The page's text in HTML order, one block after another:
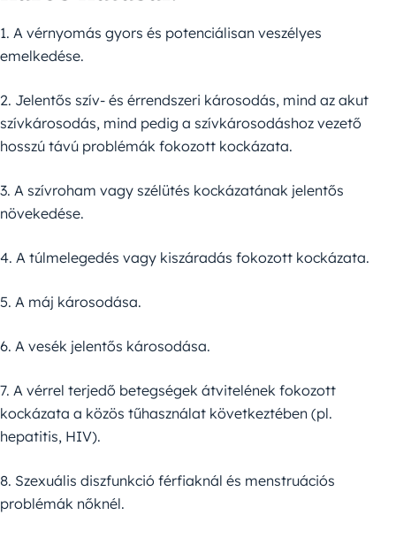
1. A vérnyomás gyors és potenciálisan veszélyes
emelkedése.
2. Jelentős szív- és érrendszeri károsodás, mind az akut
szívkárosodás, mind pedig a szívkárosodáshoz vezető
hosszú távú problémák fokozott kockázata.
3. A szívroham vagy szélütés kockázatának jelentős
növekedése.
4. A túlmelegedés vagy kiszáradás fokozott kockázata.
5. A máj károsodása.
6. A vesék jelentős károsodása.
7. A vérrel terjedő betegségek átvitelének fokozott
kockázata a közös tűhasználat következtében (pl.
hepatitis, HIV).
8. Szexuális diszfunkció férfiaknál és menstruációs
problémák nőknél.